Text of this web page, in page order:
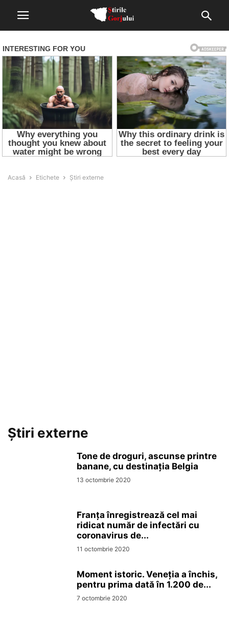
Acasă Etichete Știri externe
Știri externe
Tone de droguri, ascunse printre
banane, cu destinația Belgia
13 octombrie 2020
Franța înregistrează cel mai
ridicat număr de infectări cu
coronavirus de...
11 octombrie 2020
Moment istoric. Veneția a închis,
pentru prima dată în 1.200 de...
7 octombrie 2020